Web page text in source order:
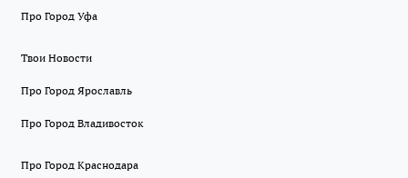
Про Город Уфа
Твои Новости
Про Город Ярославль
Про Город Владивосток
Про Город Краснодара